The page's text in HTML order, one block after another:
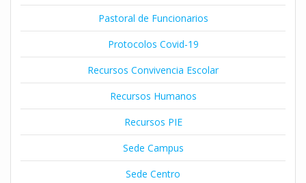
Pastoral de Funcionarios
Protocolos Covid-19
Recursos Convivencia Escolar
Recursos Humanos
Recursos PIE
Sede Campus
Sede Centro